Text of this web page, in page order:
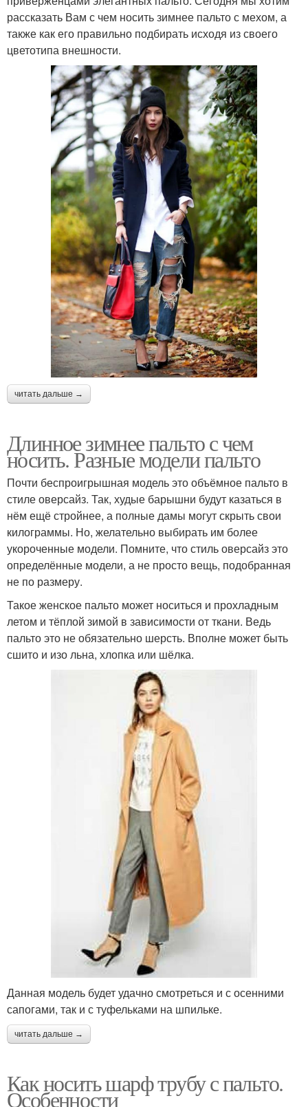
рассказать Вам с чем носить зимнее пальто с мехом, а
также как его правильно подбирать исходя из своего
цветотипа внешности.
читать дальше →
Длинное зимнее пальто с чем
носить. Разные модели пальто
Почти беспроигрышная модель это объёмное пальто в
стиле оверсайз. Так, худые барышни будут казаться в
нём ещё стройнее, а полные дамы могут скрыть свои
килограммы. Но, желательно выбирать им более
укороченные модели. Помните, что стиль оверсайз это
определённые модели, а не просто вещь, подобранная
не по размеру.
Такое женское пальто может носиться и прохладным
летом и тёплой зимой в зависимости от ткани. Ведь
пальто это не обязательно шерсть. Вполне может быть
сшито и изо льна, хлопка или шёлка.
Данная модель будет удачно смотреться и с осенними
сапогами, так и с туфельками на шпильке.
читать дальше →
Как носить шарф трубу с пальто.
Особенности